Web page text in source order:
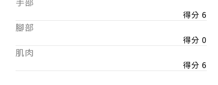
得分 6
腳部
得分 0
肌肉
得分 6
會審核通過後即通知您進行繳費，繳費資訊如下
【會費】
個人會員:
入會費新臺幣1200元，於會員入會時繳納；常年會
費1200元，於每年度繳納。